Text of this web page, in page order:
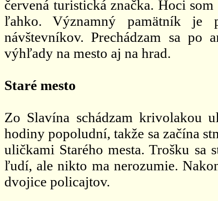
červená turistická značka. Hoci
ľahko. Významný pamätník je
návštevníkov. Prechádzam sa
výhľady na mesto aj na hrad.
Staré mesto
Zo Slavína schádzam krivolakou
hodiny popoludní, takže sa začína
uličkami Starého mesta. Trošku sa
ľudí, ale nikto ma nerozumie.
dvojice policajtov.